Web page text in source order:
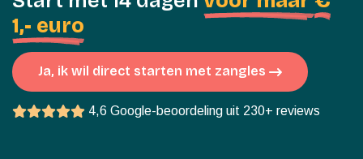
1,- euro
Ja, ik wil direct starten met zangles
4,6 Google-beoordeling uit 230+ reviews